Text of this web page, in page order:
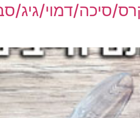
סיכה/דמוי/גיג/